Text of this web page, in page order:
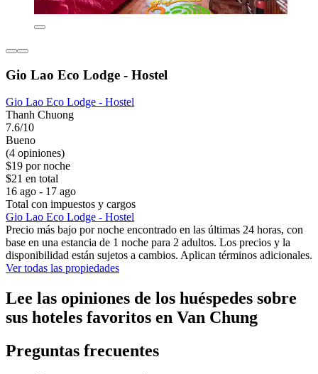
Gio Lao Eco Lodge - Hostel
Gio Lao Eco Lodge - Hostel
Thanh Chuong
7.6/10
Bueno
(4 opiniones)
$19 por noche
$21 en total
16 ago - 17 ago
Total con impuestos y cargos
Gio Lao Eco Lodge - Hostel
Precio más bajo por noche encontrado en las últimas 24 horas, con
base en una estancia de 1 noche para 2 adultos. Los precios y la
disponibilidad están sujetos a cambios. Aplican términos adicionales.
Ver todas las propiedades
Lee las opiniones de los huéspedes sobre
sus hoteles favoritos en Van Chung
Preguntas frecuentes